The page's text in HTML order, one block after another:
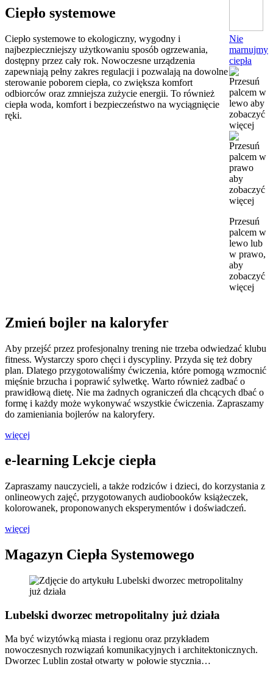
Ciepło systemowe
Ciepło systemowe to ekologiczny, wygodny i
najbezpieczniejszy użytkowaniu sposób ogrzewania,
dostępny przez cały rok. Nowoczesne urządzenia
zapewniają pełny zakres regulacji i pozwalają na dowolne
sterowanie poborem ciepła, co zwiększa komfort
odbiorców oraz zmniejsza zużycie energii. To również
ciepła woda, komfort i bezpieczeństwo na wyciągnięcie
ręki.
Nie
marnujmy
ciepła
Przesuń
palcem w
lewo lub
w prawo,
aby
zobaczyć
więcej
Zmień bojler na kaloryfer
Aby przejść przez profesjonalny trening nie trzeba odwiedzać klubu
fitness. Wystarczy sporo chęci i dyscypliny. Przyda się też dobry
plan. Dlatego przygotowaliśmy ćwiczenia, które pomogą wzmocnić
mięśnie brzucha i poprawić sylwetkę. Warto również zadbać o
prawidłową dietę. Nie ma żadnych ograniczeń dla chcących dbać o
formę i każdy może wykonywać wszystkie ćwiczenia. Zapraszamy
do zamieniania bojlerów na kaloryfery.
więcej
e-learning Lekcje ciepła
Zapraszamy nauczycieli, a także rodziców i dzieci, do korzystania z
onlineowych zajęć, przygotowanych audiobooków książeczek,
kolorowanek, proponowanych eksperymentów i doświadczeń.
więcej
Magazyn Ciepła Systemowego
Lubelski dworzec metropolitalny już działa
Ma być wizytówką miasta i regionu oraz przykładem
nowoczesnych rozwiązań komunikacyjnych i architektonicznych.
Dworzec Lublin został otwarty w połowie stycznia…